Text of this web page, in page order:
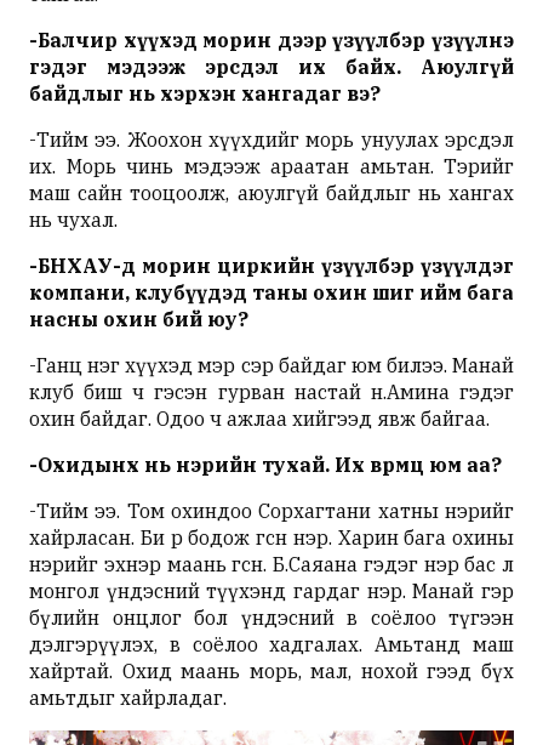
-Балчир хүүхэд морин дээр үзүүлбэр үзүүлнэ
гэдэг мэдээж эрсдэл их байх. Аюулгүй
байдлыг нь хэрхэн хангадаг вэ?
-Тийм ээ. Жоохон хүүхдийг морь унуулах эрсдэл
их. Морь чинь мэдээж араатан амьтан. Тэрийг
маш сайн тооцоолж, аюулгүй байдлыг нь хангах
нь чухал.
-БНХАУ-д морин циркийн үзүүлбэр үзүүлдэг
компани, клубүүдэд таны охин шиг ийм бага
насны охин бий юу?
-Ганц нэг хүүхэд мэр сэр байдаг юм билээ. Манай
клуб биш ч гэсэн гурван настай н.Амина гэдэг
охин байдаг. Одоо ч ажлаа хийгээд явж байгаа.
-Охидынх нь нэрийн тухай. Их өвөрмөц юм аа?
-Тийм ээ. Том охиндооСорхагтани хатны нэрийг
хайрласан. Би өөрөө бодож өгсөн нэр. Харин бага охины
нэрийг эхнэр маань өгсөн. Б.Саяана гэдэг нэр бас л
монгол үндэсний түүхэнд гардаг нэр. Манай гэр
бүлийн онцлог бол үндэсний өв соёлоо түгээн
дэлгэрүүлэх, өв соёлоо хадгалах. Амьтанд маш
хайртай. Охид маань морь, мал, нохой гээд бүх
амьтдыг хайрладаг.